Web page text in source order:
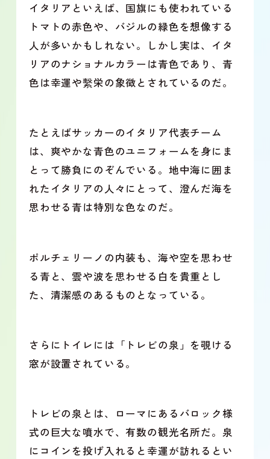
イタリアといえば、国旗にも使われている
トマトの赤色や、バジルの緑色を想像する
人が多いかもしれない。しかし実は、イタ
リアのナショナルカラーは青色であり、青
色は幸運や繫栄の象徴とされているのだ。
たとえばサッカーのイタリア代表チーム
は、爽やかな青色のユニフォームを身にま
とって勝負にのぞんでいる。地中海に囲ま
れたイタリアの人々にとって、澄んだ海を
思わせる青は特別な色なのだ。
ポルチェリーノの内装も、海や空を思わせ
る青と、雲や波を思わせる白を貴重とし
た、清潔感のあるものとなっている。
さらにトイレには「トレビの泉」を覗ける
窓が設置されている。
トレビの泉とは、ローマにあるバロック様
式の巨大な噴水で、有数の観光名所だ。泉
にコインを投げ入れると幸運が訪れるとい